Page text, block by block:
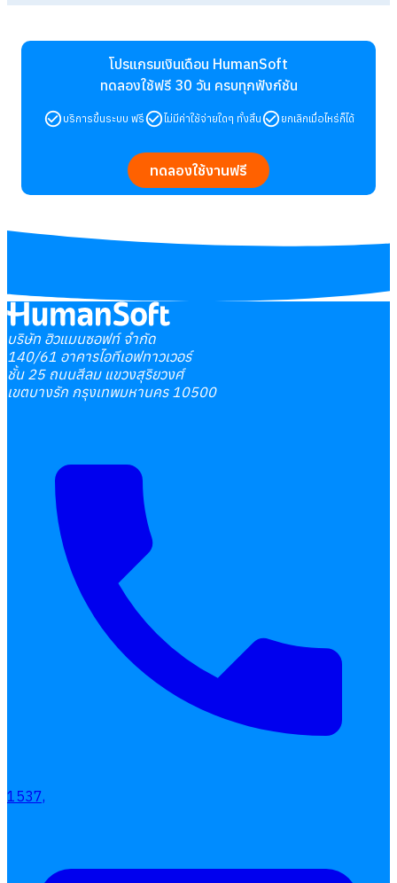
โปรแกรมเงินเดือน HumanSoft
ทดลองใช้ฟรี 30 วัน ครบทุกฟังก์ชัน
บริการขึ้นระบบ ฟรี ไม่มีค่าใช้จ่ายใดๆ ทั้งสิ้น ยกเลิกเมื่อไหร่ก็ได้
ทดลองใช้งานฟรี
บริษัท ฮิวแมนซอฟท์ จำกัด
140/61 อาคารไอทีเอฟทาวเวอร์
ชั้น 25 ถนนสีลม แขวงสุริยวงศ์
เขตบางรัก กรุงเทพมหานคร 10500
1537,